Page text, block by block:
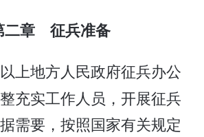
二章 征兵准备
上地方人民政府征兵办公
充实工作人员，开展征兵
需要，按照国家有关规定